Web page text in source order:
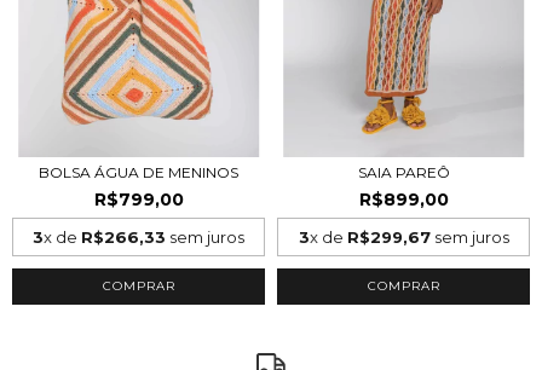
BOLSA ÁGUA DE MENINOS
R$799,00
3x de R$266,33 sem juros
COMPRAR
SAIA PAREÔ
R$899,00
3x de R$299,67sem juros
COMPRAR